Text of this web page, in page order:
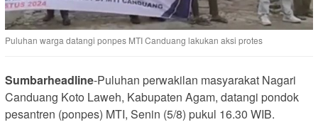
Puluhan warga datangi ponpes MTI Canduang lakukan aksi protes
Sumbarheadline-Puluhan perwakilan masyarakat Nagari
Canduang Koto Laweh, Kabupaten Agam, datangi pondok
pesantren (ponpes) MTI, Senin (5/8) pukul 16.30 WIB.